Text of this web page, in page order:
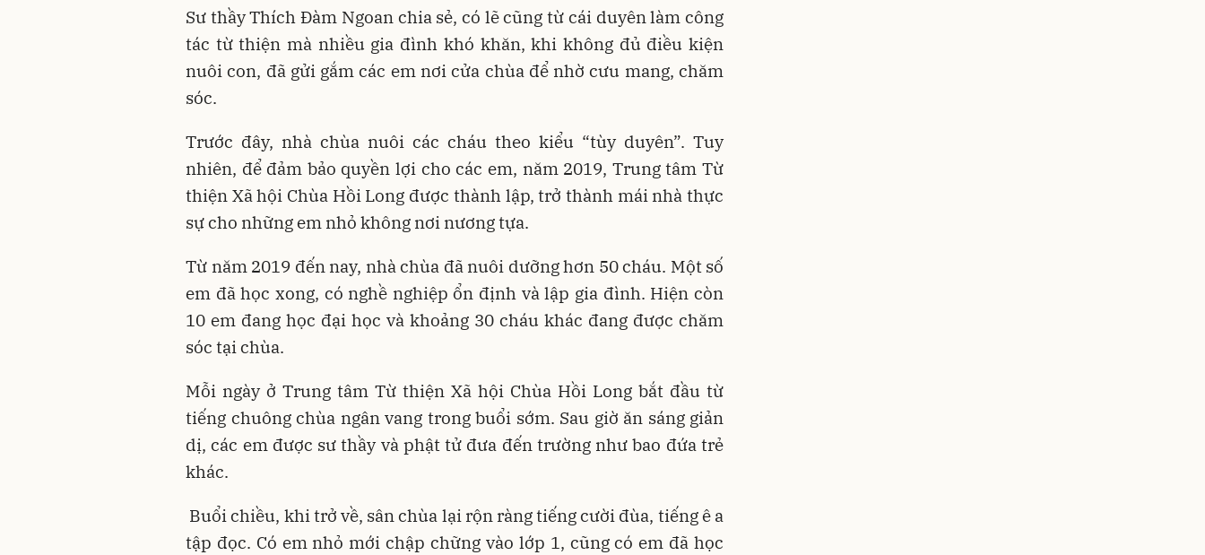
Sư thầy Thích Đàm Ngoan chia sẻ, có lẽ cũng từ cái duyên làm công
tác từ thiện mà nhiều gia đình khó khăn, khi không đủ điều kiện
nuôi con, đã gửi gắm các em nơi cửa chùa để nhờ cưu mang, chăm
sóc.
Trước đây, nhà chùa nuôi các cháu theo kiểu “tùy duyên”. Tuy
nhiên, để đảm bảo quyền lợi cho các em, năm 2019, Trung tâm Từ
thiện Xã hội Chùa Hồi Long được thành lập, trở thành mái nhà thực
sự cho những em nhỏ không nơi nương tựa.
Từ năm 2019 đến nay, nhà chùa đã nuôi dưỡng hơn 50 cháu. Một số
em đã học xong, có nghề nghiệp ổn định và lập gia đình. Hiện còn
10 em đang học đại học và khoảng 30 cháu khác đang được chăm
sóc tại chùa.
Mỗi ngày ở Trung tâm Từ thiện Xã hội Chùa Hồi Long bắt đầu từ
tiếng chuông chùa ngân vang trong buổi sớm. Sau giờ ăn sáng giản
dị, các em được sư thầy và phật tử đưa đến trường như bao đứa trẻ
khác.
Buổi chiều, khi trở về, sân chùa lại rộn ràng tiếng cười đùa, tiếng ê a
tập đọc. Có em nhỏ mới chập chững vào lớp 1, cũng có em đã học